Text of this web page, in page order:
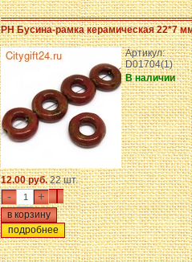
PH Бусина-рамка керамическая 22*7
Артикул:
D01704(1)
В наличии
12.00 руб.22 шт.
- +
подробнее